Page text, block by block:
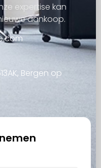
expertise kan
aankoop.
Bergen op